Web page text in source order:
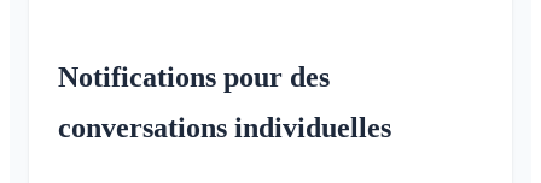
Notifications pour des
conversations individuelles